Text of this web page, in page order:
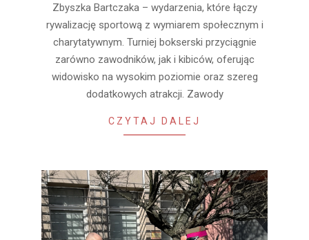
Zbyszka Bartczaka – wydarzenia, które łączy
rywalizację sportową z wymiarem społecznym i
charytatywnym. Turniej bokserski przyciągnie
zarówno zawodników, jak i kibiców, oferując
widowisko na wysokim poziomie oraz szereg
dodatkowych atrakcji. Zawody
CZYTAJ DALEJ